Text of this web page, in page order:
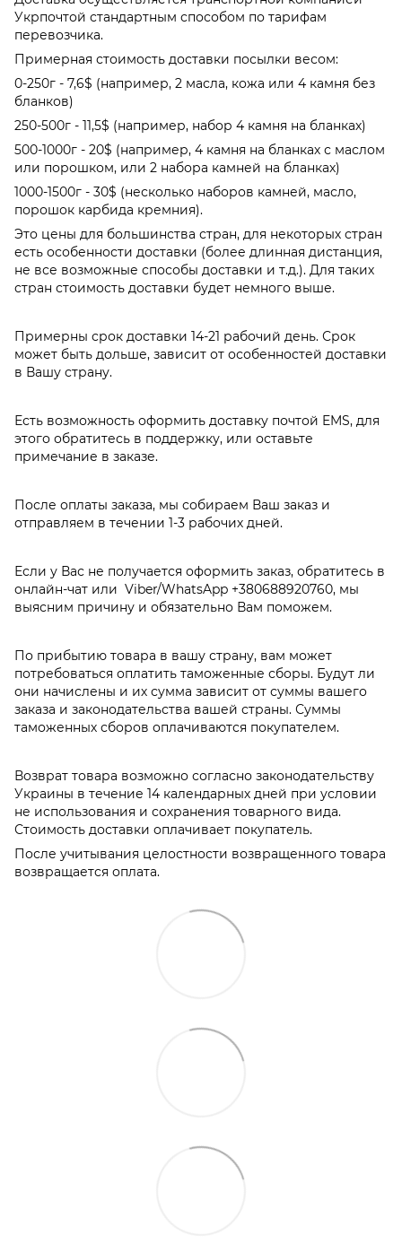
Укрпочтой стандартным способом по тарифам
перевозчика.
Примерная стоимость доставки посылки весом:
0-250г - 7,6$ (например, 2 масла, кожа или 4 камня без
бланков)
250-500г - 11,5$ (например, набор 4 камня на бланках)
500-1000г - 20$ (например, 4 камня на бланках с маслом
или порошком, или 2 набора камней на бланках)
1000-1500г - 30$ (несколько наборов камней, масло,
порошок карбида кремния).
Это цены для большинства стран, для некоторых стран
есть особенности доставки (более длинная дистанция,
не все возможные способы доставки и т.д.). Для таких
стран стоимость доставки будет немного выше.
Примерны срок доставки 14-21 рабочий день. Срок
может быть дольше, зависит от особенностей доставки
в Вашу страну.
Есть возможность оформить доставку почтой EMS, для
этого обратитесь в поддержку, или оставьте
примечание в заказе.
После оплаты заказа, мы собираем Ваш заказ и
отправляем в течении 1-3 рабочих дней.
Если у Вас не получается оформить заказ, обратитесь в
онлайн-чат или Viber/WhatsApp +380688920760, мы
выясним причину и обязательно Вам поможем.
По прибытию товара в вашу страну, вам может
потребоваться оплатить таможенные сборы. Будут ли
они начислены и их сумма зависит от суммы вашего
заказа и законодательства вашей страны. Суммы
таможенных сборов оплачиваются покупателем.
Возврат товара возможно согласно законодательству
Украины в течение 14 календарных дней при условии
не использования и сохранения товарного вида.
Стоимость доставки оплачивает покупатель.
После учитывания целостности возвращенного товара
возвращается оплата.